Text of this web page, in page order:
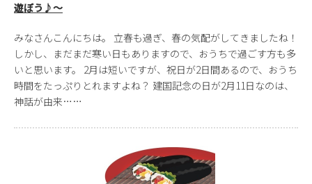
遊ぼう♪～
みなさんこんにちは。 立春も過ぎ、春の気配がしてきましたね！
しかし、まだまだ寒い日もありますので、おうちで過ごす方も多
いと思います。 2月は短いですが、祝日が2日間あるので、おうち
時間をたっぷりとれますよね？ 建国記念の日が2月11日なのは、
神話が由来……